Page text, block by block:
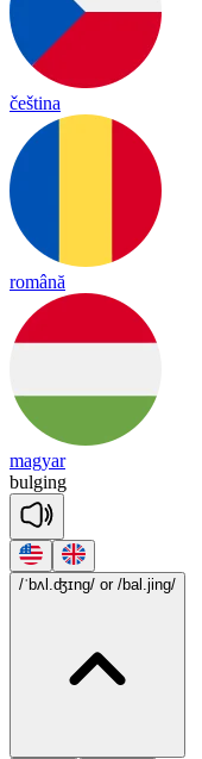
čeština
română
magyar
bulging
/ˈbʌl.ʤɪng/ or /bal.jing/